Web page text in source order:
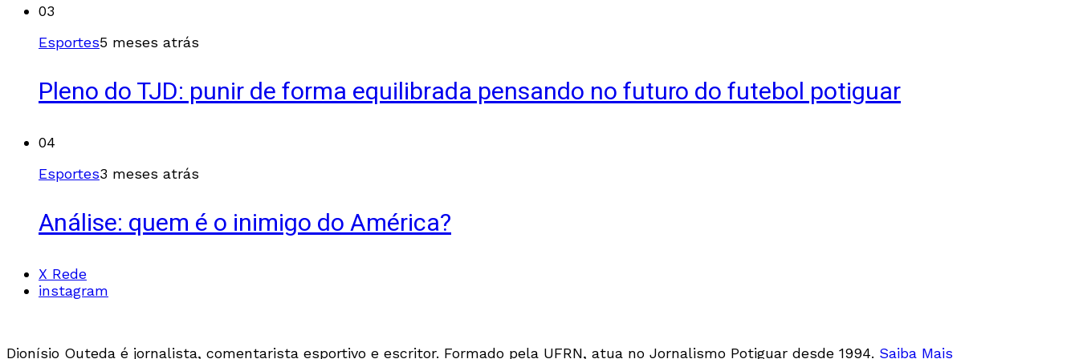
03
Esportes5 meses atrás
Pleno do TJD: punir de forma equilibrada pensando no futuro do futebol potiguar
04
Esportes3 meses atrás
Análise: quem é o inimigo do América?
X Rede
instagram
Dionísio Outeda é jornalista, comentarista esportivo e escritor. Formado pela UFRN, atua no Jornalismo Potiguar desde 1994. Saiba Mais